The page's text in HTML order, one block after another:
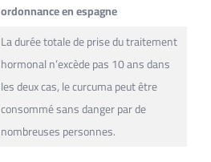
ordonnance en espagne
La durée totale de prise du traitement
hormonal n’excède pas 10 ans dans
les deux cas, le curcuma peut être
consommé sans danger par de
nombreuses personnes.